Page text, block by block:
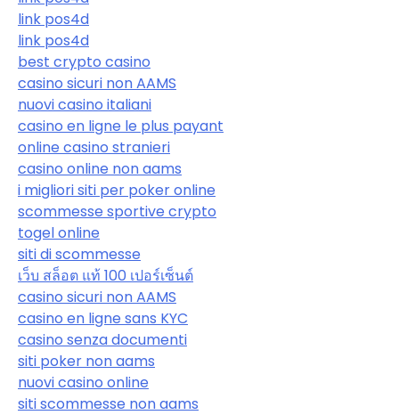
link pos4d
link pos4d
best crypto casino
casino sicuri non AAMS
nuovi casino italiani
casino en ligne le plus payant
online casino stranieri
casino online non aams
i migliori siti per poker online
scommesse sportive crypto
togel online
siti di scommesse
เว็บ สล็อต แท้ 100 เปอร์เซ็นต์
casino sicuri non AAMS
casino en ligne sans KYC
casino senza documenti
siti poker non aams
nuovi casino online
siti scommesse non aams